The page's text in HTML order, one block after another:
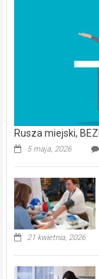
Rusza miejski,
5 maja, 2026
21 kwietnia, 2026